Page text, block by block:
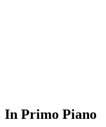
In Primo Piano